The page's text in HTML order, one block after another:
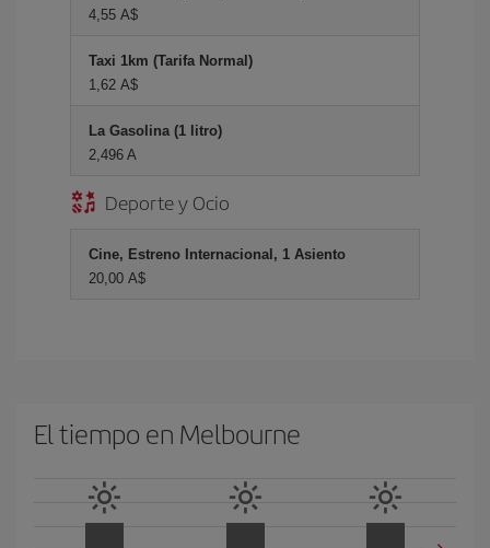
4,55 A$
Taxi 1km (Tarifa Normal)
1,62 A$
La Gasolina (1 litro)
2,496 A
Deporte y Ocio
Cine, Estreno Internacional, 1 Asiento
20,00 A$
El tiempo en Melbourne